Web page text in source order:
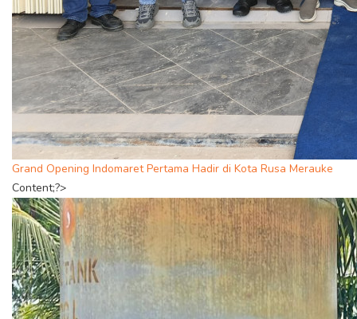
Grand Opening Indomaret Pertama Hadir di Kota Rusa Merauke
Content;?>